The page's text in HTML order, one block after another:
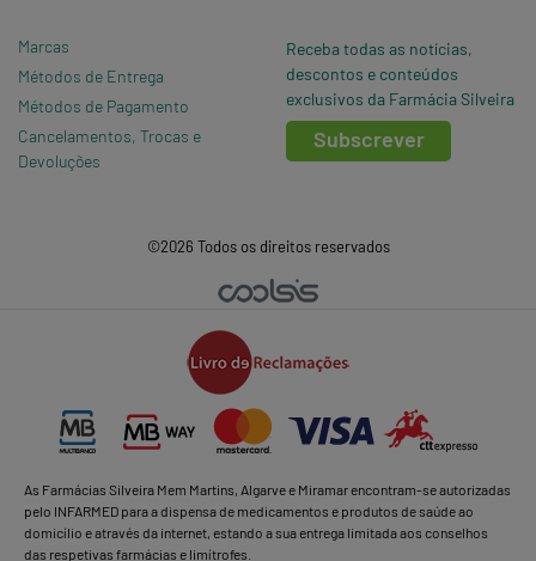
Marcas
Métodos de Entrega
Métodos de Pagamento
Cancelamentos, Trocas e
Devoluções
Receba todas as notícias,
descontos e conteúdos
exclusivos da Farmácia Silveira
Subscrever
©2026 Todos os direitos reservados
As Farmácias Silveira Mem Martins, Algarve e Miramar encontram-se autorizadas
pelo INFARMED para a dispensa de medicamentos e produtos de saúde ao
domicílio e através da internet, estando a sua entrega limitada aos conselhos
das respetivas farmácias e limítrofes.